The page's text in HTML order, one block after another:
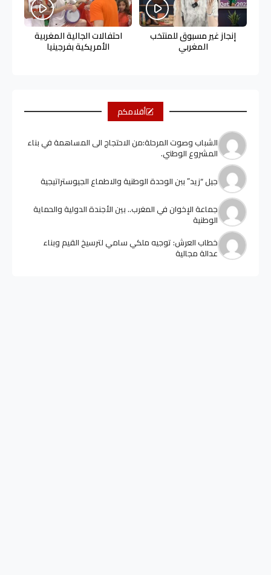
إنجاز غير مسبوق للمنتخب
المغربي
احتفالات الجالية المغربية
الأمريكية بفرجينيا
أقلامكم
الشباب وصوت المرحلة:من الاحتجاج الى المساهمة في بناء
المشروع الوطني.
جيل “زيد” ببن الوحدة الوطنية والاطماع الجيوستراتيجية
جماعة الإخوان في المغرب.. بين الأجندة الدولية والحماية
الوطنية
خطاب العرش: توجيه ملكي سامي لترسيخ القيم وبناء
عدالة مجالية